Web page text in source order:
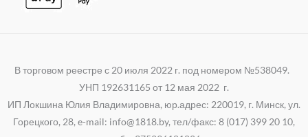
В торговом реестре с 20 июля 2022 г. под номером №538049.
УНП 192631165 от 12 мая 2022 г.
ИП Локшина Юлия Владимировна, юр.адрес: 220019, г. Минск, ул.
Горецкого, 28, e-mail: info@1818.by, тел/факс: 8 (017) 399 20 10,